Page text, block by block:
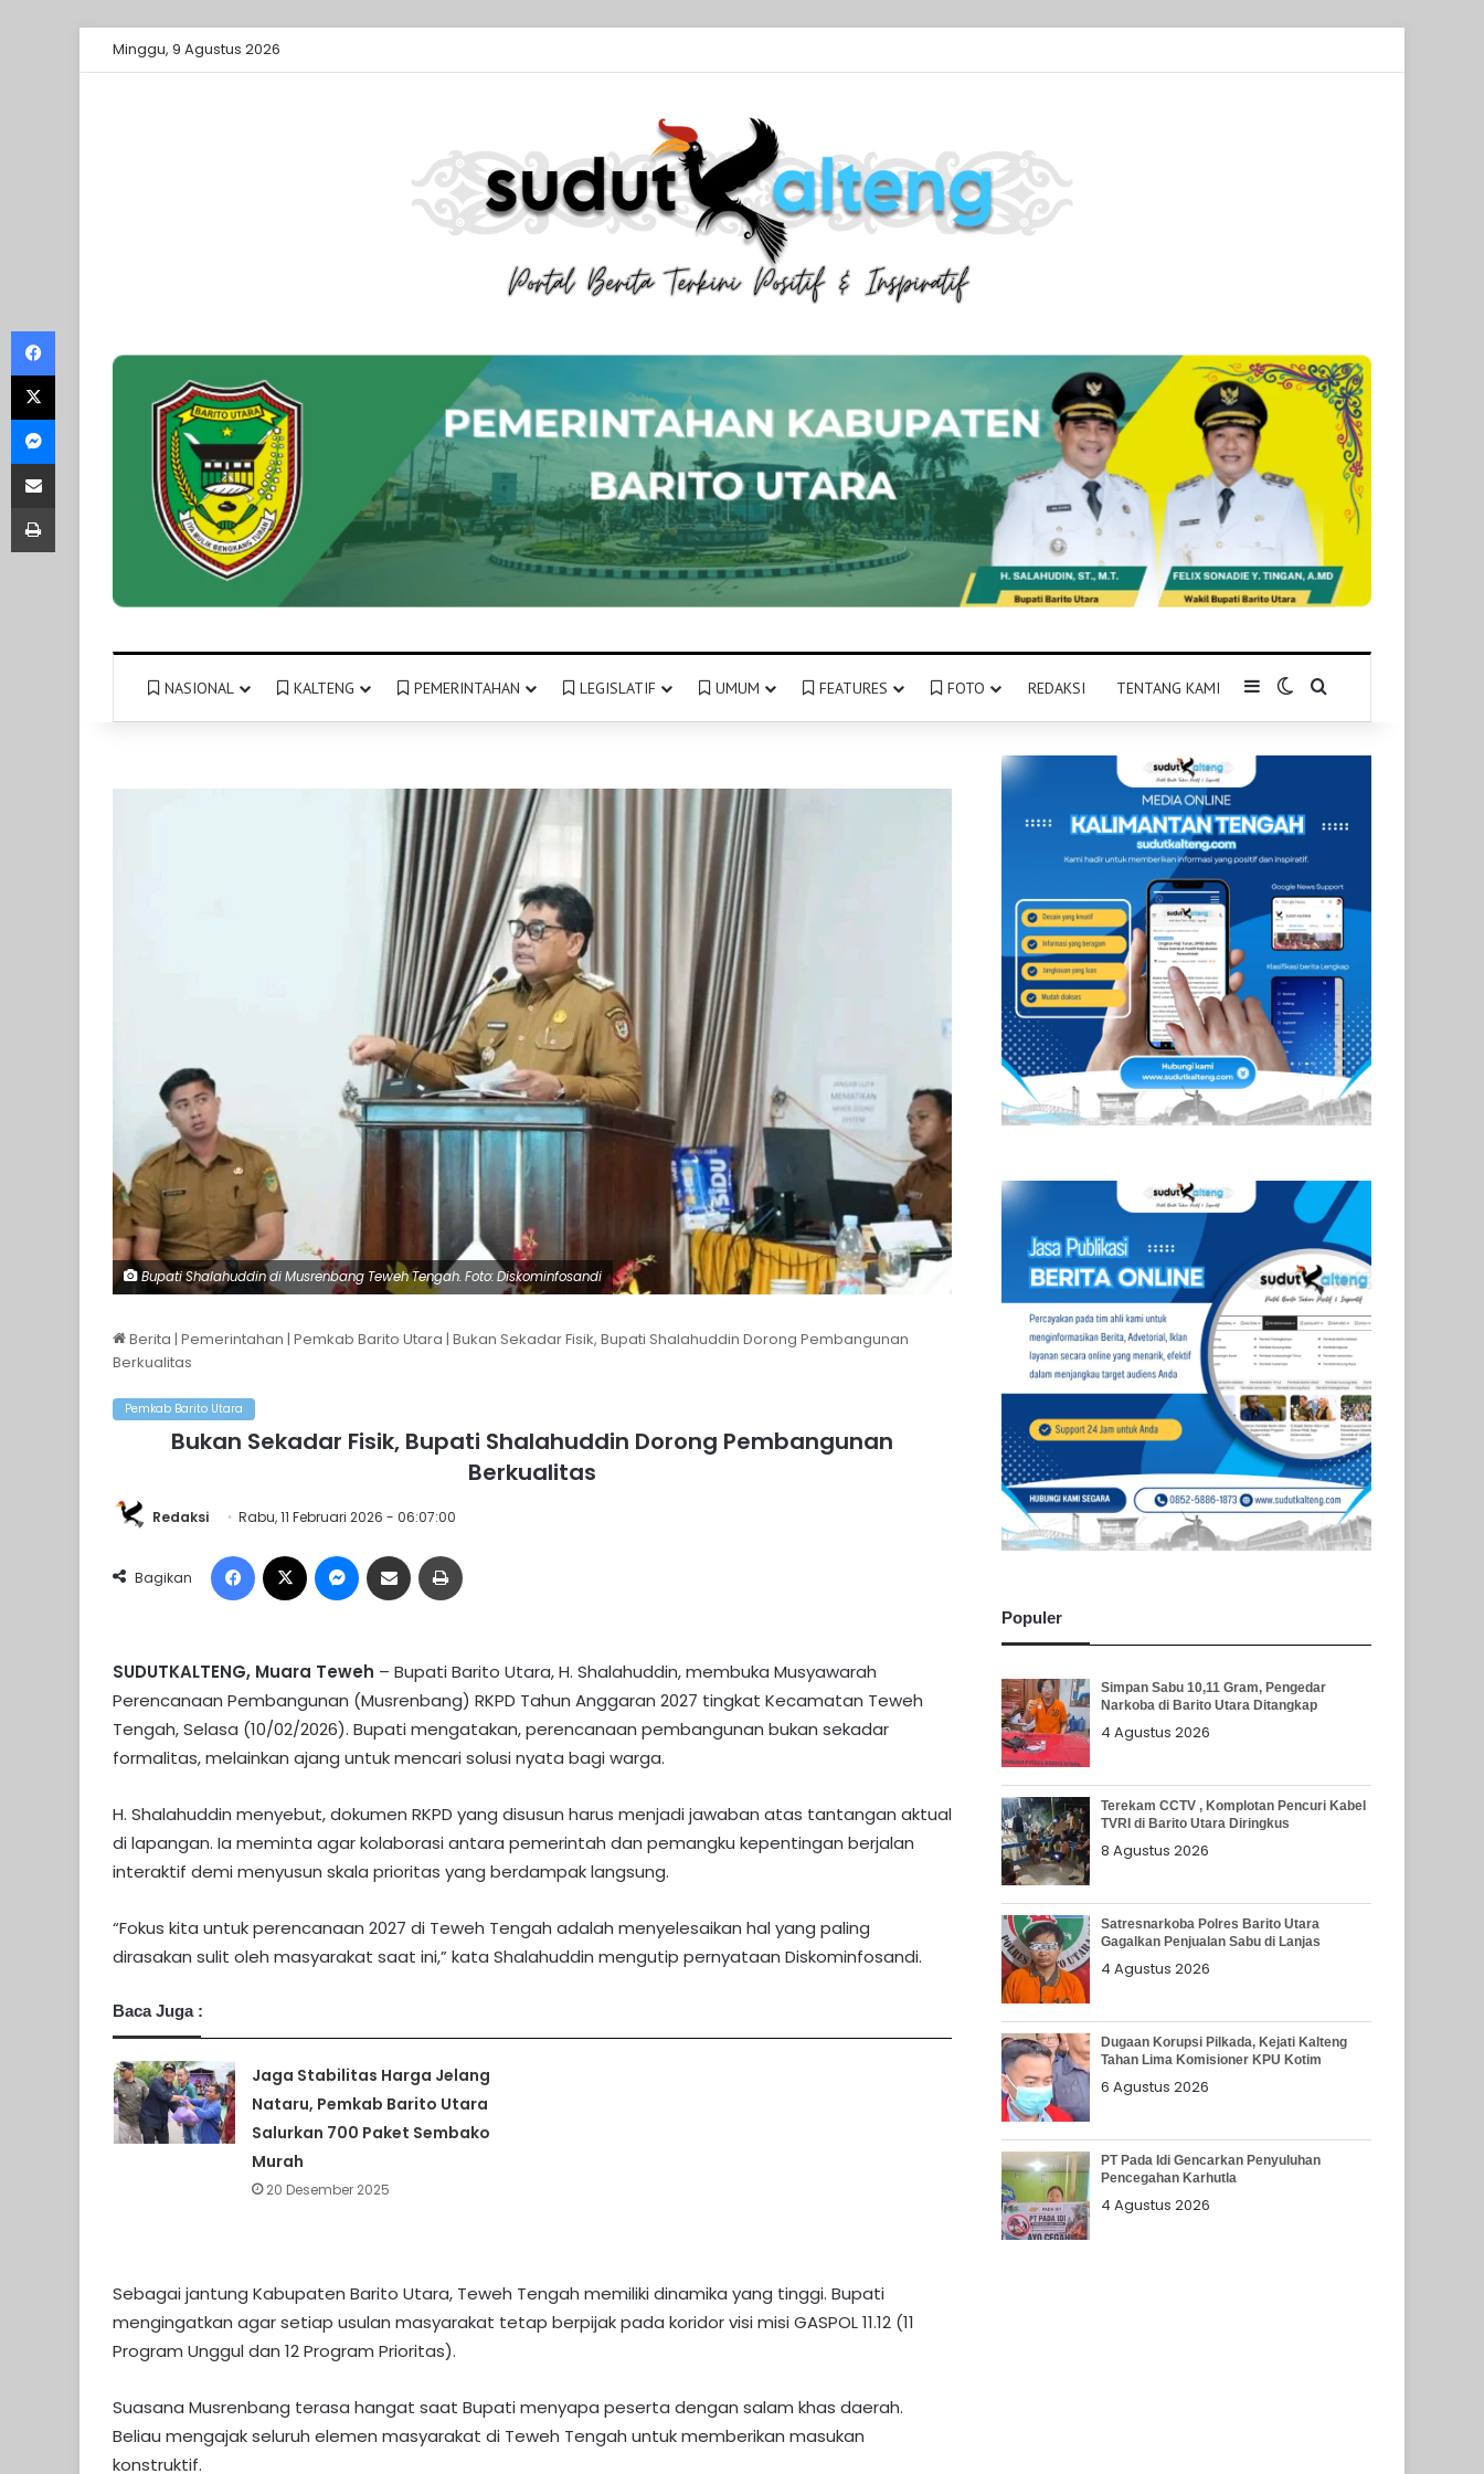
Minggu, 9 Agustus 2026
NASIONAL KALTENG PEMERINTAHAN LEGISLATIF UMUM FEATURES FOTO REDAKSI TENTANG KAMI SidebarSwitch skin
Pencarian untuk
Bupati Shalahuddin di Musrenbang Teweh Tengah. Foto: Diskominfosandi
Berita | Pemerintahan | Pemkab Barito Utara | Bukan Sekadar Fisik, Bupati Shalahuddin Dorong Pembangunan
Berkualitas
Pemkab Barito Utara
Bukan Sekadar Fisik, Bupati Shalahuddin Dorong Pembangunan
Berkualitas
Redaksi Rabu, 11 Februari 2026 - 06:07:00
Bagikan
Facebook Messenger
Share via Email
SUDUTKALTENG, Muara Teweh – Bupati Barito Utara, H. Shalahuddin, membuka Musyawarah
Perencanaan Pembangunan (Musrenbang) RKPD Tahun Anggaran 2027 tingkat Kecamatan Teweh
Tengah, Selasa (10/02/2026). Bupati mengatakan, perencanaan pembangunan bukan sekadar
formalitas, melainkan ajang untuk mencari solusi nyata bagi warga.
​H. Shalahuddin menyebut, dokumen RKPD yang disusun harus menjadi jawaban atas tantangan aktual
di lapangan. Ia meminta agar kolaborasi antara pemerintah dan pemangku kepentingan berjalan
interaktif demi menyusun skala prioritas yang berdampak langsung.
“Fokus kita untuk perencanaan 2027 di Teweh Tengah adalah menyelesaikan hal yang paling
dirasakan sulit oleh masyarakat saat ini,” kata Shalahuddin mengutip pernyataan Diskominfosandi.
Baca Juga :
Jaga Stabilitas Harga Jelang
Nataru, Pemkab Barito Utara
Salurkan 700 Paket Sembako
Murah
20 Desember 2025
Sebagai jantung Kabupaten Barito Utara, Teweh Tengah memiliki dinamika yang tinggi. Bupati
mengingatkan agar setiap usulan masyarakat tetap berpijak pada koridor visi misi GASPOL 11.12 (11
Program Unggul dan 12 Program Prioritas).
Suasana Musrenbang terasa hangat saat Bupati menyapa peserta dengan salam khas daerah.
Beliau mengajak seluruh elemen masyarakat di Teweh Tengah untuk memberikan masukan
konstruktif.​
Populer
Simpan Sabu 10,11 Gram, Pengedar
Narkoba di Barito Utara Ditangkap
4 Agustus 2026
Terekam CCTV , Komplotan Pencuri Kabel
TVRI di Barito Utara Diringkus
8 Agustus 2026
Satresnarkoba Polres Barito Utara
Gagalkan Penjualan Sabu di Lanjas
4 Agustus 2026
Dugaan Korupsi Pilkada, Kejati Kalteng
Tahan Lima Komisioner KPU Kotim
6 Agustus 2026
PT Pada Idi Gencarkan Penyuluhan
Pencegahan Karhutla
4 Agustus 2026
Facebook
X
Messenger
Share via Email